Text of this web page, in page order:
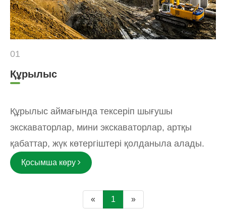
01
Құрылыс
Құрылыс аймағында тексеріп шығушы
экскаваторлар, мини экскаваторлар, артқы
қабаттар, жүк көтергіштері қолданыла алады.
Қосымша көру
« 1 »